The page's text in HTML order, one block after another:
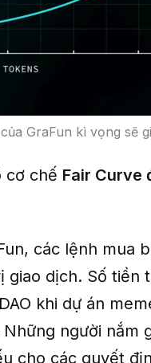
GraFun kì vọng sẽ
cơ chế Fair Curve
các lệnh mua
dịch. Số tiền
khi dự án
người nắm
cho các quyết